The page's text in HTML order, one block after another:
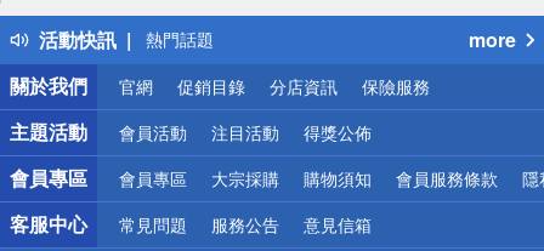
活動快訊
得獎公告
熱門話題
銀行優惠
偏遠地區配送
詐騙網頁！請小心！
more
關於我們
官網 促銷目錄 分店資訊 保險服務
主題活動 會員活動 注目活動 得獎公佈
會員專區 會員專區 大宗採購 購物須知 會員服務條款 隱
客服中心 常見問題 服務公告 意見信箱